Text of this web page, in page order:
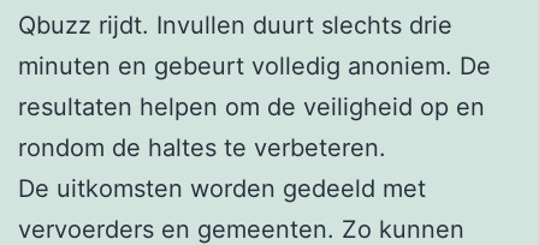
Qbuzz rijdt. Invullen duurt slechts drie
minuten en gebeurt volledig anoniem. De
resultaten helpen om de veiligheid op en
rondom de haltes te verbeteren.
De uitkomsten worden gedeeld met
vervoerders en gemeenten. Zo kunnen